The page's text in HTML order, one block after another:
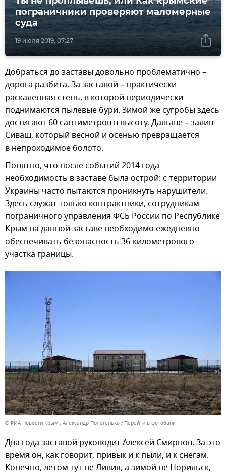
19 июля 2019, 07:27
пограничники проверяют маломерные
суда
Добраться до заставы довольно проблематично –
дорога разбита. За заставой – практически
раскаленная степь, в которой периодически
поднимаются пылевые бури. Зимой же сугробы здесь
достигают 60 сантиметров в высоту. Дальше – залив
Сиваш, который весной и осенью превращается
в непроходимое болото.
Понятно, что после событий 2014 года
необходимость в заставе была острой: с территории
Украины часто пытаются проникнуть нарушители.
Здесь служат только контрактники, сотрудникам
пограничного управления ФСБ России по Республике
Крым на данной заставе необходимо ежедневно
обеспечивать безопасность 36-километрового
участка границы.
© РИА Новости Крым . Александр Полегенько Перейти в фотобанк
Два года заставой руководит Алексей Смирнов. За это
время он, как говорит, привык и к пыли, и к снегам.
Конечно, летом тут не Ливия, а зимой не Норильск,